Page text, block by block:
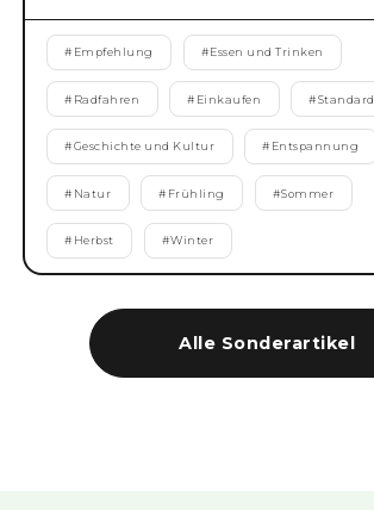
Alle Sonderartikel
# Empfehlung #Essen und Trinken
# Radfahren # Einkaufen #Standard
#Geschichte und Kultur # Entspannung
# Natur # Frühling #Sommer
# Herbst #Winter